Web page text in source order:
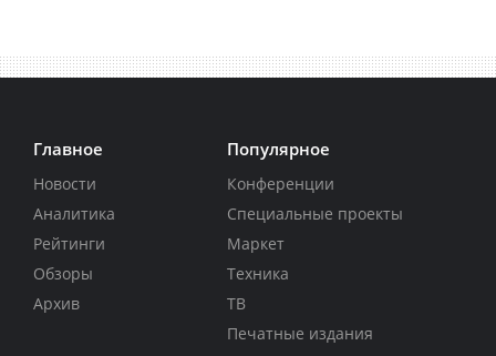
Главное
Новости
Аналитика
Рейтинги
Обзоры
Архив
Популярное
Конференции
Специальные проекты
Маркет
Техника
ТВ
Печатные издания